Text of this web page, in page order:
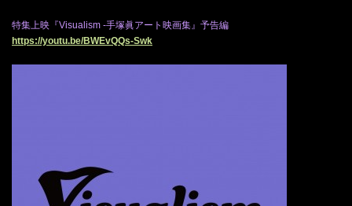
特集上映『Visualism -手塚眞アート映画集』予告編
https://youtu.be/BWEvQQs-Swk